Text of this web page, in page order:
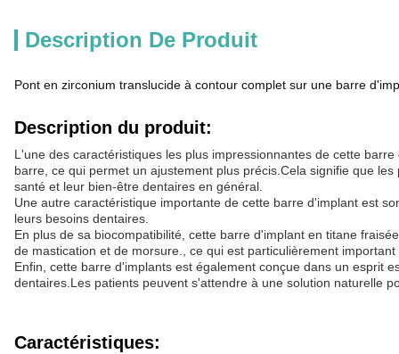
Description De Produit
Pont en zirconium translucide à contour complet sur une barre
Description du produit:
L'une des caractéristiques les plus impressionnantes de cette
barre, ce qui permet un ajustement plus précis.Cela signifie que
santé et leur bien-être dentaires en général.
Une autre caractéristique importante de cette barre d'implant est
leurs besoins dentaires.
En plus de sa biocompatibilité, cette barre d'implant en titane
de mastication et de morsure., ce qui est particulièrement
Enfin, cette barre d'implants est également conçue dans un esprit
dentaires.Les patients peuvent s'attendre à une solution naturelle
Caractéristiques: